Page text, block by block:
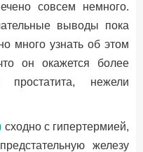
совсем немного.
выводы пока
много узнать об этом
он окажется более
нежели
сходно с гипертермией,
железу